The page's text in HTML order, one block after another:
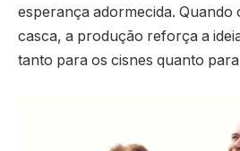
esperança adormecida. Quando
casca, a produção reforça a
tanto para os cisnes quanto